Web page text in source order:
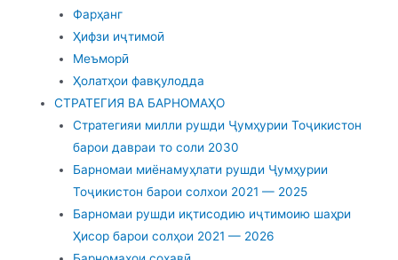
Фарҳанг
Ҳифзи иҷтимоӣ
Меъморӣ
Ҳолатҳои фавқулодда
СТРАТЕГИЯ ВА БАРНОМАҲО
Стратегияи милли рушди Ҷумҳурии Тоҷикистон
барои давраи то соли 2030
Барномаи миёнамуҳлати рушди Ҷумҳурии
Тоҷикистон барои солхои 2021 — 2025
Барномаи рушди иқтисодию иҷтимоию шаҳри
Ҳисор барои солҳои 2021 — 2026